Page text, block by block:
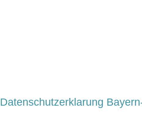
Datenschutzerklarung